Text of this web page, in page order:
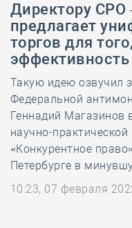
Директору СРО
предлагает
торгов для
эффективность
Такую идею озвучил
Федеральной
Геннадий Магазинов
научно-
«Конкурентное
Петербурге в
10:23, 07 февраля